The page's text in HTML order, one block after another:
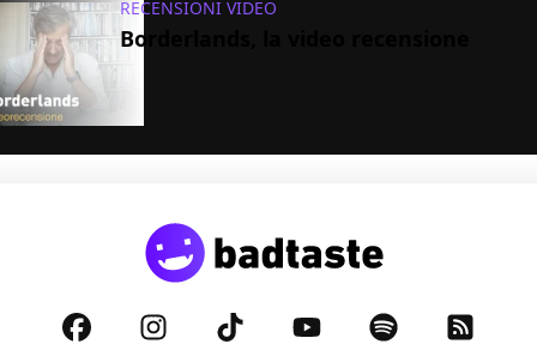
RECENSIONI VIDEO
Borderlands, la video recensione